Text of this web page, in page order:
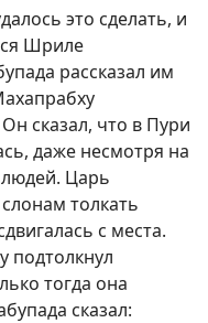
это сделать, и
Шриле
рассказал им
сказал, что в Пури
даже несмотря на
людей. Царь
толкать
с места.
подтолкнул
тогда она
сказал: